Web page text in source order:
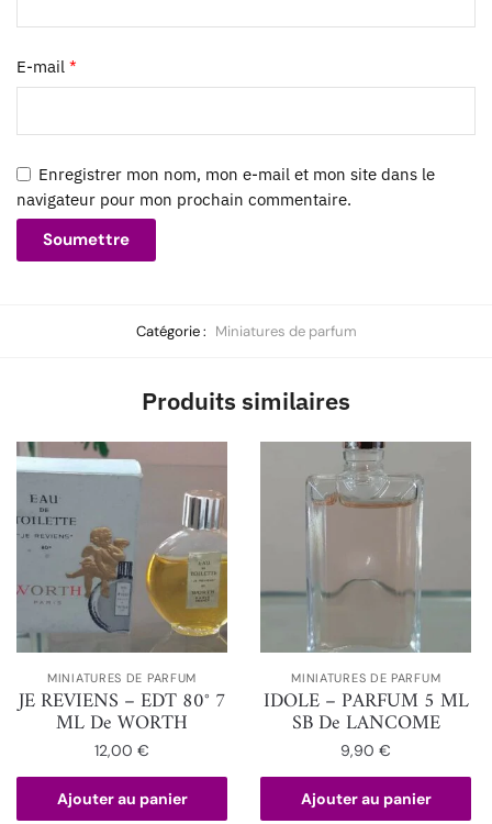
E-mail *
Enregistrer mon nom, mon e-mail et mon site dans le
navigateur pour mon prochain commentaire.
Catégorie : Miniatures de parfum
Produits similaires
MINIATURES DE PARFUM
JE REVIENS – EDT 80° 7
ML De WORTH
12,00€
Ajouter au panier
MINIATURES DE PARFUM
IDOLE – PARFUM 5 ML
SB De LANCOME
9,90€
Ajouter au panier